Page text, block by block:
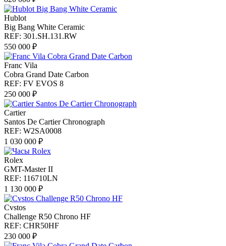
Hublot
Big Bang White Ceramic
REF: 301.SH.131.RW
550 000 ₽
Franc Vila
Cobra Grand Date Carbon
REF: FV EVOS 8
250 000 ₽
Cartier
Santos De Cartier Chronograph
REF: W2SA0008
1 030 000 ₽
Rolex
GMT-Master II
REF: 116710LN
1 130 000 ₽
Cvstos
Challenge R50 Chrono HF
REF: CHR50HF
230 000 ₽